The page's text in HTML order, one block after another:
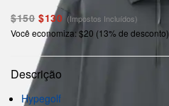
$150 $130 (Impostos Incluídos)
Você economiza: $20 (13% de desconto)
Descrição
Hypegolf